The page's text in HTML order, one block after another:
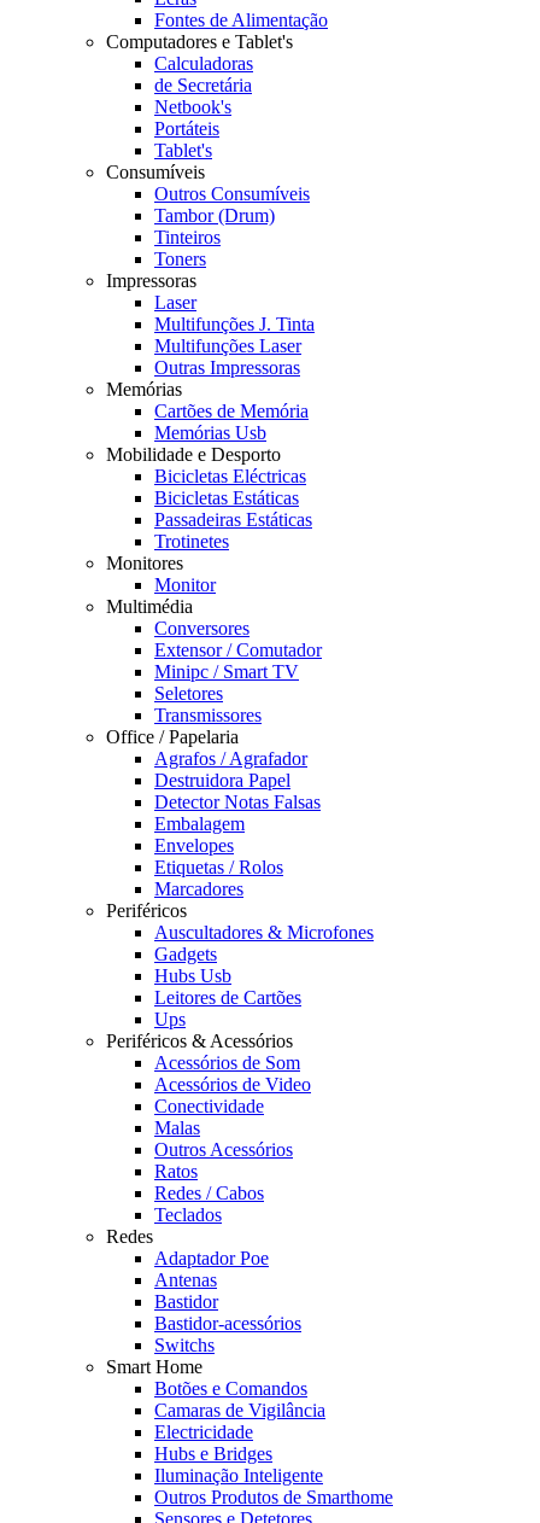
Fontes de Alimentação
Computadores e Tablet's
Calculadoras
de Secretária
Netbook's
Portáteis
Tablet's
Consumíveis
Outros Consumíveis
Tambor (Drum)
Tinteiros
Toners
Impressoras
Laser
Multifunções J. Tinta
Multifunções Laser
Outras Impressoras
Memórias
Cartões de Memória
Memórias Usb
Mobilidade e Desporto
Bicicletas Eléctricas
Bicicletas Estáticas
Passadeiras Estáticas
Trotinetes
Monitores
Monitor
Multimédia
Conversores
Extensor / Comutador
Minipc / Smart TV
Seletores
Transmissores
Office / Papelaria
Agrafos / Agrafador
Destruidora Papel
Detector Notas Falsas
Embalagem
Envelopes
Etiquetas / Rolos
Marcadores
Periféricos
Auscultadores & Microfones
Gadgets
Hubs Usb
Leitores de Cartões
Ups
Periféricos & Acessórios
Acessórios de Som
Acessórios de Video
Conectividade
Malas
Outros Acessórios
Ratos
Redes / Cabos
Teclados
Redes
Adaptador Poe
Antenas
Bastidor
Bastidor-acessórios
Switchs
Smart Home
Botões e Comandos
Camaras de Vigilância
Electricidade
Hubs e Bridges
Iluminação Inteligente
Outros Produtos de Smarthome
Sensores e Detetores